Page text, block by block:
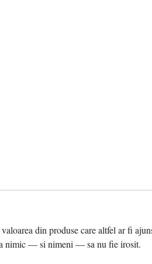
din produse care altfel ar fi
nimic — si nimeni — sa nu fie irosit.